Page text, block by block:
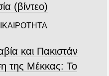
(βίντεο)
και Πακιστάν
της Μέκκας: Το